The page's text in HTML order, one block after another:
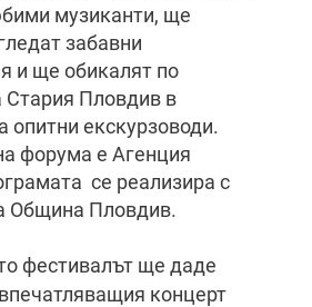
музиканти, ще
забавни
и ще обикалят по
Пловдив в
опитни екскурзоводи.
форума е Агенция
се реализира с
Община Пловдив.
фестивалът ще даде
концерт